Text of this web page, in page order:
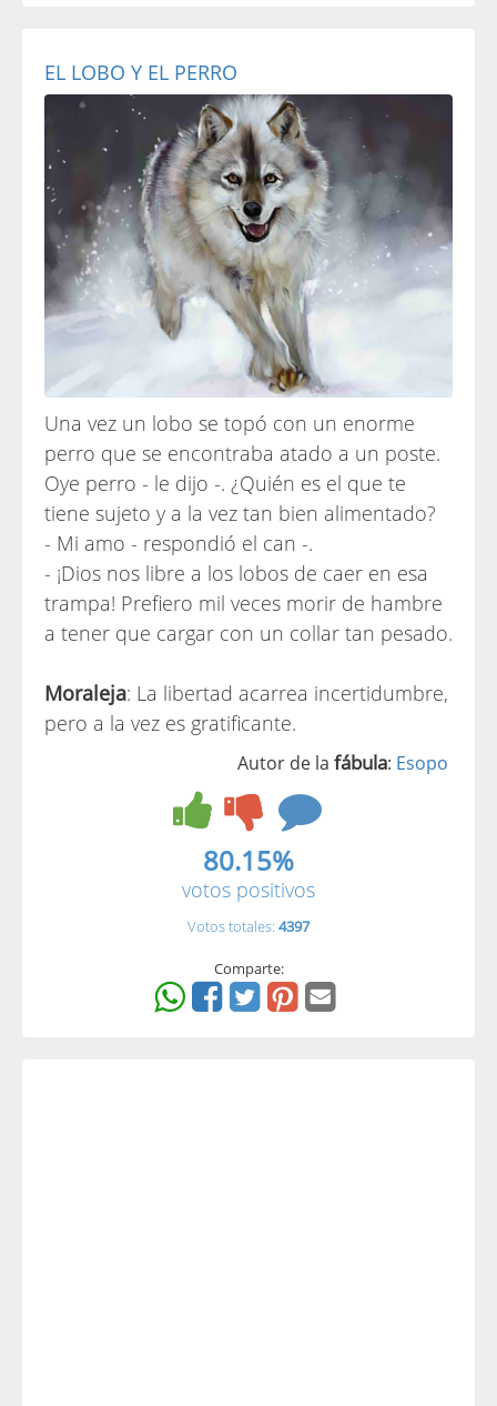
EL LOBO Y EL PERRO
Una vez un lobo se topó con un enorme
perro que se encontraba atado a un poste.
Oye perro - le dijo -. ¿Quién es el que te
tiene sujeto y a la vez tan bien alimentado?
- Mi amo - respondió el can -.
- ¡Dios nos libre a los lobos de caer en esa
trampa! Prefiero mil veces morir de hambre
a tener que cargar con un collar tan pesado.
Moraleja: La libertad acarrea incertidumbre,
pero a la vez es gratificante.
Autor de la fábula: Esopo
80.15%
votos positivos
Votos totales: 4397
Comparte: